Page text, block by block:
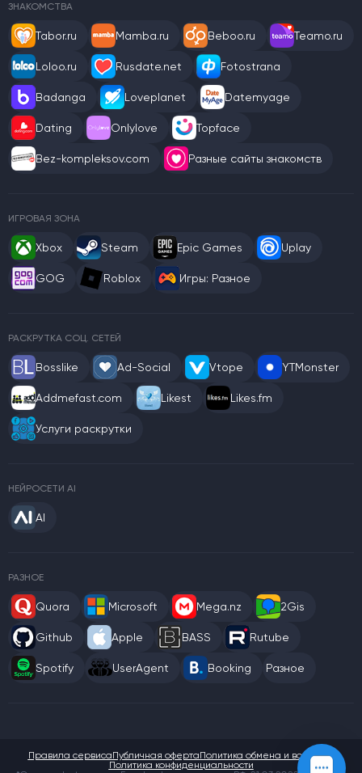
ЗНАКОМСТВА
Tabor.ru Mamba.ru Beboo.ru Teamo.ru
Loloo.ru Rusdate.net Fotostrana
Badanga Loveplanet Datemyage
Dating Onlylove Topface
Bez-kompleksov.com Разные сайты знакомств
ИГРОВАЯ ЗОНА
Xbox Steam Epic Games Uplay
GOG Roblox Игры: Разное
РАСКРУТКА СОЦ. СЕТЕЙ
Bosslike Ad-Social Vtope YTMonster
Addmefast.com Likest Likes.fm
Услуги раскрутки
НЕЙРОСЕТИ AI
AI
РАЗНОЕ
Quora Microsoft Mega.nz 2Gis
Github Apple BASS Rutube
Spotify UserAgent Booking Разное
Правила сервисаПубличная офертаПолитика обмена и возврата
Политика конфиденциальности